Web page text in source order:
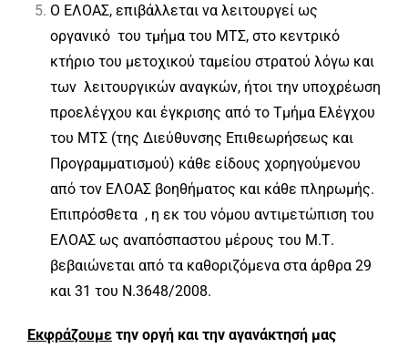
Ο ΕΛΟΑΣ, επιβάλλεται να λειτουργεί ως
οργανικό του τμήμα του ΜΤΣ, στο κεντρικό
κτήριο του μετοχικού ταμείου στρατού λόγω και
των λειτουργικών αναγκών, ήτοι την υποχρέωση
προελέγχου και έγκρισης από το Τμήμα Ελέγχου
του ΜΤΣ (της Διεύθυνσης Επιθεωρήσεως και
Προγραμματισμού) κάθε είδους χορηγούμενου
από τον ΕΛΟΑΣ βοηθήματος και κάθε πληρωμής.
Επιπρόσθετα , η εκ του νόμου αντιμετώπιση του
ΕΛΟΑΣ ως αναπόσπαστου μέρους του Μ.Τ.
βεβαιώνεται από τα καθοριζόμενα στα άρθρα 29
και 31 του Ν.3648/2008.
Εκφράζουμε την οργή και την αγανάκτησή μας